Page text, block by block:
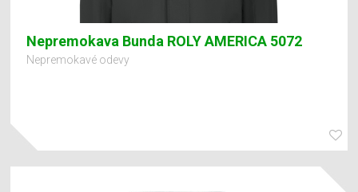
Nepremokava Bunda ROLY AMERICA 5072
Nepremokavé odevy